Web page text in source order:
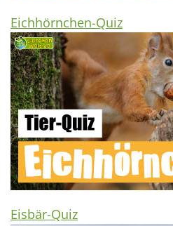
Eichhörnchen-Quiz
Eisbär-Quiz